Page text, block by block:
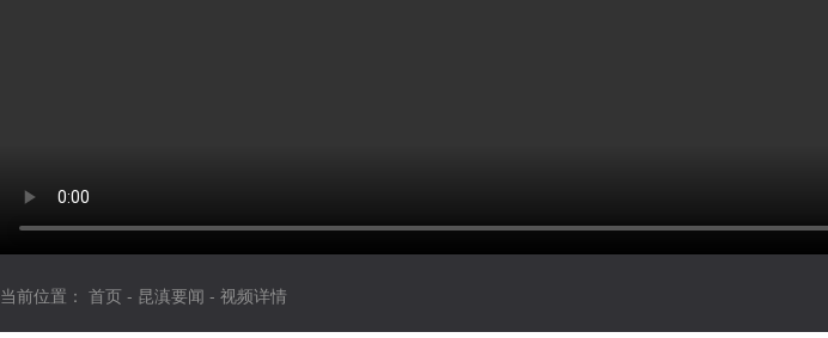
当前位置： 首页 - 昆滇要闻 - 视频详情